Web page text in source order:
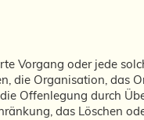
Vorgang oder jede
die Organisation, das
Offenlegung durch
das Löschen